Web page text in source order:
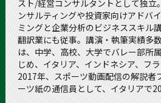
スト/経営コンサルタントとして独立
ンサルティングや投資家向けアドバ
ミングと企業分析のビジネススキル
翻訳業にも従事。講演・執筆実績多
は、中学、高校、大学でバレー部所
じめ、イタリア、インドネシア、フ
2017年、スポーツ動画配信の解説者
ーツ紙の通信員として、イタリアで